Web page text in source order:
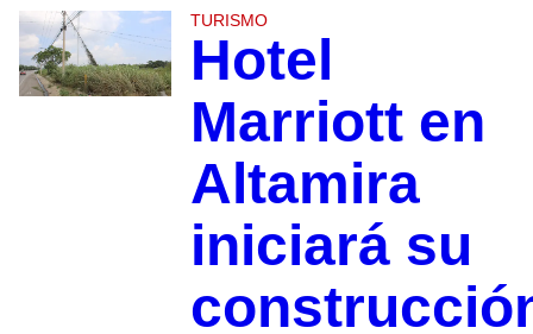
TURISMO
Hotel
Marriott en
Altamira
iniciará su